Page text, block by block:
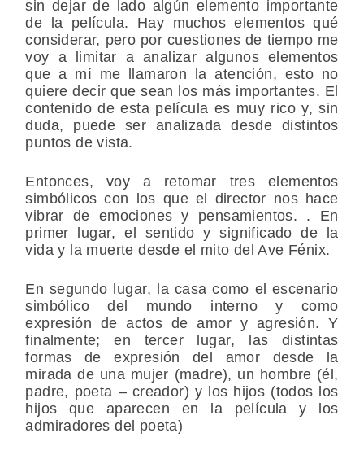
sin dejar de lado algún elemento importante
de la película. Hay muchos elementos qué
considerar, pero por cuestiones de tiempo me
voy a limitar a analizar algunos elementos
que a mí me llamaron la atención, esto no
quiere decir que sean los más importantes. El
contenido de esta película es muy rico y, sin
duda, puede ser analizada desde distintos
puntos de vista.
Entonces, voy a retomar tres elementos
simbólicos con los que el director nos hace
vibrar de emociones y pensamientos. . En
primer lugar, el sentido y significado de la
vida y la muerte desde el mito del Ave Fénix.
En segundo lugar, la casa como el escenario
simbólico del mundo interno y como
expresión de actos de amor y agresión. Y
finalmente; en tercer lugar, las distintas
formas de expresión del amor desde la
mirada de una mujer (madre), un hombre (él,
padre, poeta – creador) y los hijos (todos los
hijos que aparecen en la película y los
admiradores del poeta)